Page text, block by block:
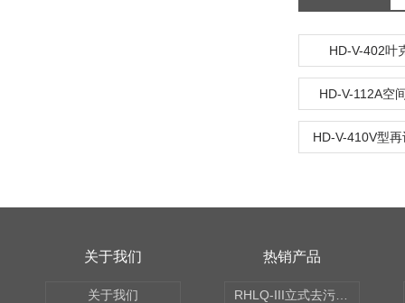
HD-V-402叶
HD-V-112A空
HD-V-410V型
关于我们
关于我们
热销产品